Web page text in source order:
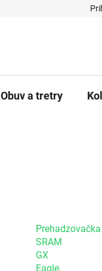
Obuv a tretry
Prehadzovačka
SRAM
GX
Eagle,